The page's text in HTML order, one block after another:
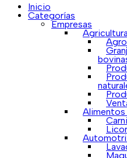
Inicio
Categorías
Empresas
Alimentos